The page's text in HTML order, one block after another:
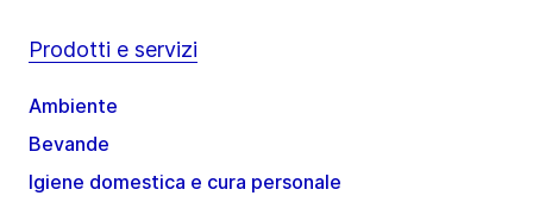
Prodotti e servizi
Ambiente
Bevande
Igiene domestica e cura personale